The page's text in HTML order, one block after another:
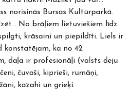
norisinās Bursas Kultūrparkā.
No brāļiem lietuviešiem līdz
krāsaini un piepildīti. Liels ir
konstatējam, ka no 42
daļa ir profesionāļi (valsts deju
čuvaši, kiprieši, rumāņi,
kazahi un grieķi.